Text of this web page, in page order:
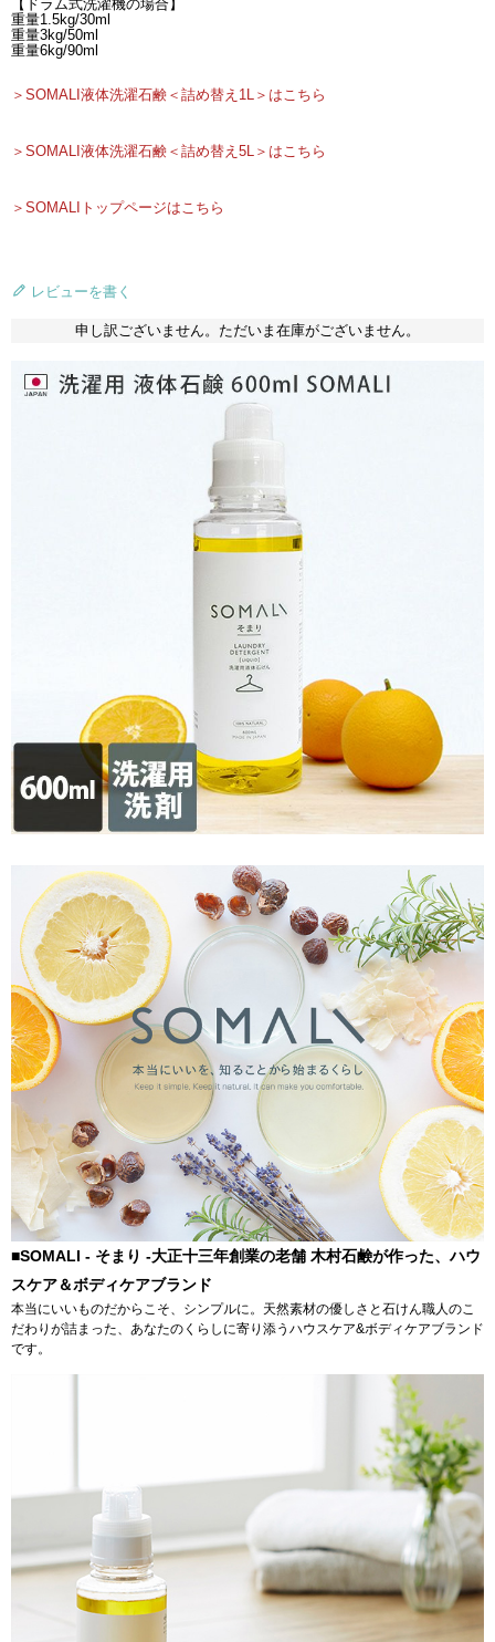
【ドラム式洗濯機の場合】
重量1.5kg/30ml
重量3kg/50ml
重量6kg/90ml
＞SOMALI液体洗濯石鹸＜詰め替え1L＞はこちら
＞SOMALI液体洗濯石鹸＜詰め替え5L＞はこちら
＞SOMALIトップページはこちら
レビューを書く
申し訳ございません。ただいま在庫がございません。
■SOMALI - そまり -大正十三年創業の老舗 木村石鹸が作った、ハウ
スケア＆ボディケアブランド
本当にいいものだからこそ、シンプルに。天然素材の優しさと石けん職人のこ
だわりが詰まった、あなたのくらしに寄り添うハウスケア&ボディケアブランド
です。